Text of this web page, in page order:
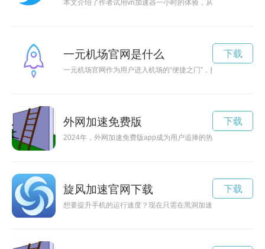
本文介绍了作者试用vn加速器一小时的体验，从使用方法到效
一元机场官网是什么
一元机场官网作为用户进入机场的“便捷之门”，提供着航班信
下载
外网加速免费版
2024年，外网加速免费版app成为用户追捧的热门应用，能够
下载
旋风加速官网下载
想要提升手机的运行速度？现在只需在黑洞加速器App官网下载
下载